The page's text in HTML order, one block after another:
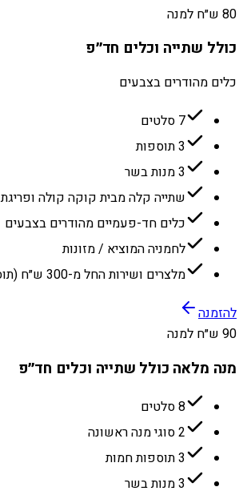
80 ש״ח למנה
כולל שתייה וכלים חד״פ
כלים מהודרים בצבעים
7 סלטים
3 תוספות
3 מנות בשר
שתייה קלה מבית קוקה קולה ופריגת
כלים חד-פעמיים מהודרים בצבעים
לחמניה המוציא / מזונות
מלצרים ושירות החל מ-300 ש״ח (תוספת)
להזמנה
90 ש״ח למנה
מנה מלאה כולל שתייה וכלים חד״פ
8 סלטים
2 סוגי מנה ראשונה
3 תוספות חמות
3 מנות בשר